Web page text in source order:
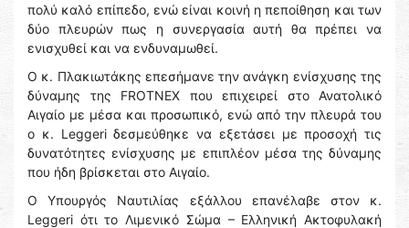
πολύ καλό επίπεδο, ενώ είναι κοινή η πεποίθηση και των
δύο πλευρών πως η συνεργασία αυτή θα πρέπει να
ενισχυθεί και να ενδυναμωθεί.
Ο κ. Πλακιωτάκης επεσήμανε την ανάγκη ενίσχυσης της
δύναμης της FROTNEX που επιχειρεί στο Ανατολικό
Αιγαίο με μέσα και προσωπικό, ενώ από την πλευρά του
ο κ. Leggeri δεσμεύθηκε να εξετάσει με προσοχή τις
δυνατότητες ενίσχυσης με επιπλέον μέσα της δύναμης
που ήδη βρίσκεται στο Αιγαίο.
Ο Υπουργός Ναυτιλίας εξάλλου επανέλαβε στον κ.
Leggeri ότι το Λιμενικό Σώμα – Ελληνική Ακτοφυλακή